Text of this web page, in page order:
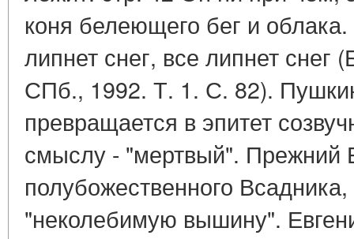
коня белеющего бег и
липнет снег, все липнет
СПб., 1992. Т. 1. С. 82).
превращается в эпитет
смыслу - "мертвый". Прежний
полубожественного
"неколебимую вышину".